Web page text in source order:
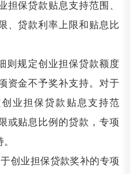
担保贷款贴息支持范围、
、贷款利率上限和贴息比
则规定创业担保贷款额度
资金不予奖补支持。对于
业担保贷款贴息支持范
或贴息比例的贷款，专项
创业担保贷款奖补的专项